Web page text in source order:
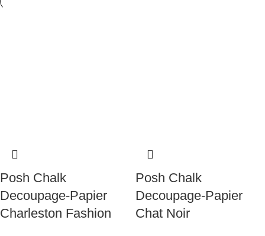
Posh Chalk
Decoupage-Papier
Charleston Fashion
Posh Chalk
Decoupage-Papier
Chat Noir